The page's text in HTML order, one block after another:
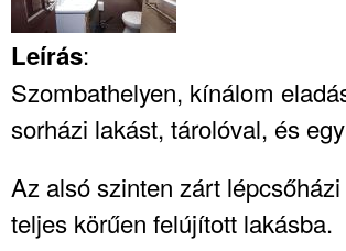
Leírás:
Szombathelyen, kínálom
sorházi lakást, tárolóval, és
Az alsó szinten zárt
teljes körűen felújított lakásba.